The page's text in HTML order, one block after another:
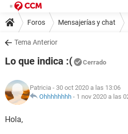
Foros Mensajerías y chat
Tema Anterior
Lo que indica :( Cerrado
Patricia - 30 oct 2020 a las 13:06
Ohhhhhhhh - 1 nov 2020 a las
Hola,